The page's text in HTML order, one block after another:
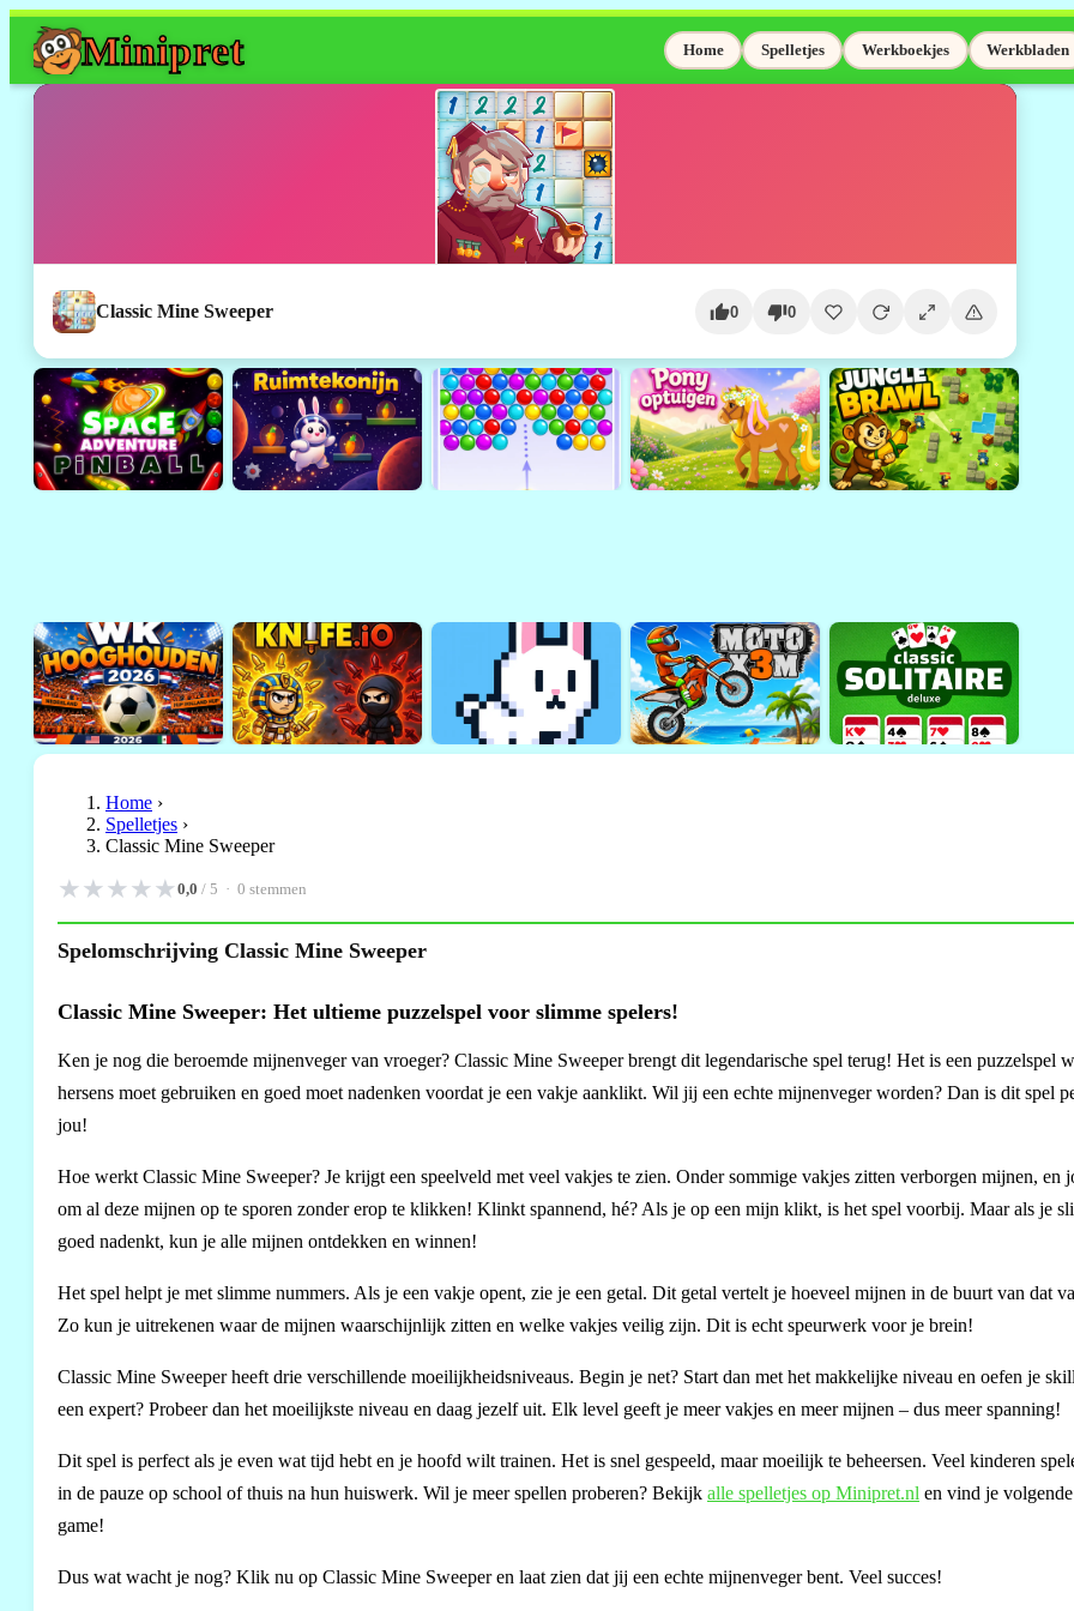
Minipret Home Spelletjes Werkboekjes Werkbladen
Classic Mine Sweeper 0 0
Home ›
Spelletjes ›
Classic Mine Sweeper
★★★★★0,0 / 5 · 0 stemmen
Spelomschrijving Classic Mine Sweeper
Classic Mine Sweeper: Het ultieme puzzelspel voor slimme spelers!
Ken je nog die beroemde mijnenveger van vroeger? Classic Mine Sweeper brengt dit legendarische spel terug! Het is een puzzelspel
hersens moet gebruiken en goed moet nadenken voordat je een vakje aanklikt. Wil jij een echte mijnenveger worden? Dan is dit spel
jou!
Hoe werkt Classic Mine Sweeper? Je krijgt een speelveld met veel vakjes te zien. Onder sommige vakjes zitten verborgen mijnen, en
om al deze mijnen op te sporen zonder erop te klikken! Klinkt spannend, hé? Als je op een mijn klikt, is het spel voorbij. Maar als je
goed nadenkt, kun je alle mijnen ontdekken en winnen!
Het spel helpt je met slimme nummers. Als je een vakje opent, zie je een getal. Dit getal vertelt je hoeveel mijnen in de buurt van dat
Zo kun je uitrekenen waar de mijnen waarschijnlijk zitten en welke vakjes veilig zijn. Dit is echt speurwerk voor je brein!
Classic Mine Sweeper heeft drie verschillende moeilijkheidsniveaus. Begin je net? Start dan met het makkelijke niveau en oefen je
een expert? Probeer dan het moeilijkste niveau en daag jezelf uit. Elk level geeft je meer vakjes en meer mijnen – dus meer spanning!
Dit spel is perfect als je even wat tijd hebt en je hoofd wilt trainen. Het is snel gespeeld, maar moeilijk te beheersen. Veel kinderen
in de pauze op school of thuis na hun huiswerk. Wil je meer spellen proberen? Bekijk alle spelletjes op Minipret.nl en vind je
game!
Dus wat wacht je nog? Klik nu op Classic Mine Sweeper en laat zien dat jij een echte mijnenveger bent. Veel succes!